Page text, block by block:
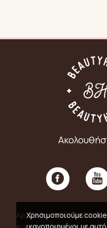
Αρ. ΓΕΜΗ: 159911008000
Χρησιμοποιούμε